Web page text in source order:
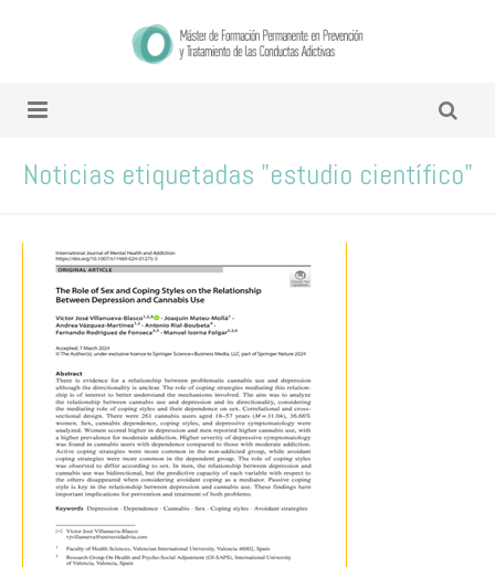
Noticias etiquetadas "estudio científico"